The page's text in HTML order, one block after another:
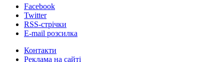
Facebook
Twitter
RSS-стрічки
E-mail розсилка
Контакти
Реклама на сайті